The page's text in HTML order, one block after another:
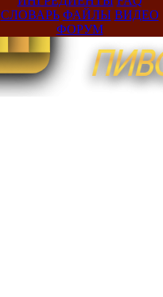
СЛОВАРЬ ФАЙЛЫ ВИДЕО
ФОРУМ